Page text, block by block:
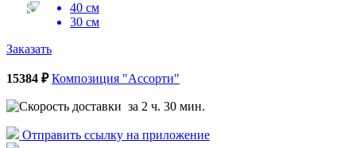
40 см
30 см
Заказать
15384 ₽ Композиция "Ассорти"
за 2 ч. 30 мин.
Отправить ссылку на приложение